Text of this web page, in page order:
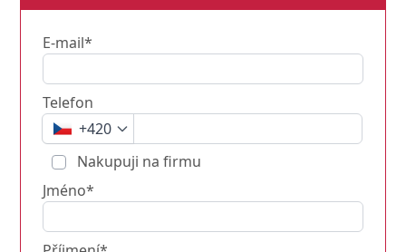
E-mail*
Telefon
+420
Nakupuji na firmu
Jméno*